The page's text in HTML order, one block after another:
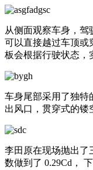
从侧面观察车身，
可以直接越过车顶或
板会根据行驶状态，
车身尾部采用了独特
出风口，贯穿式的镂
李田原在现场抛出了
数做到了 0.29Cd，